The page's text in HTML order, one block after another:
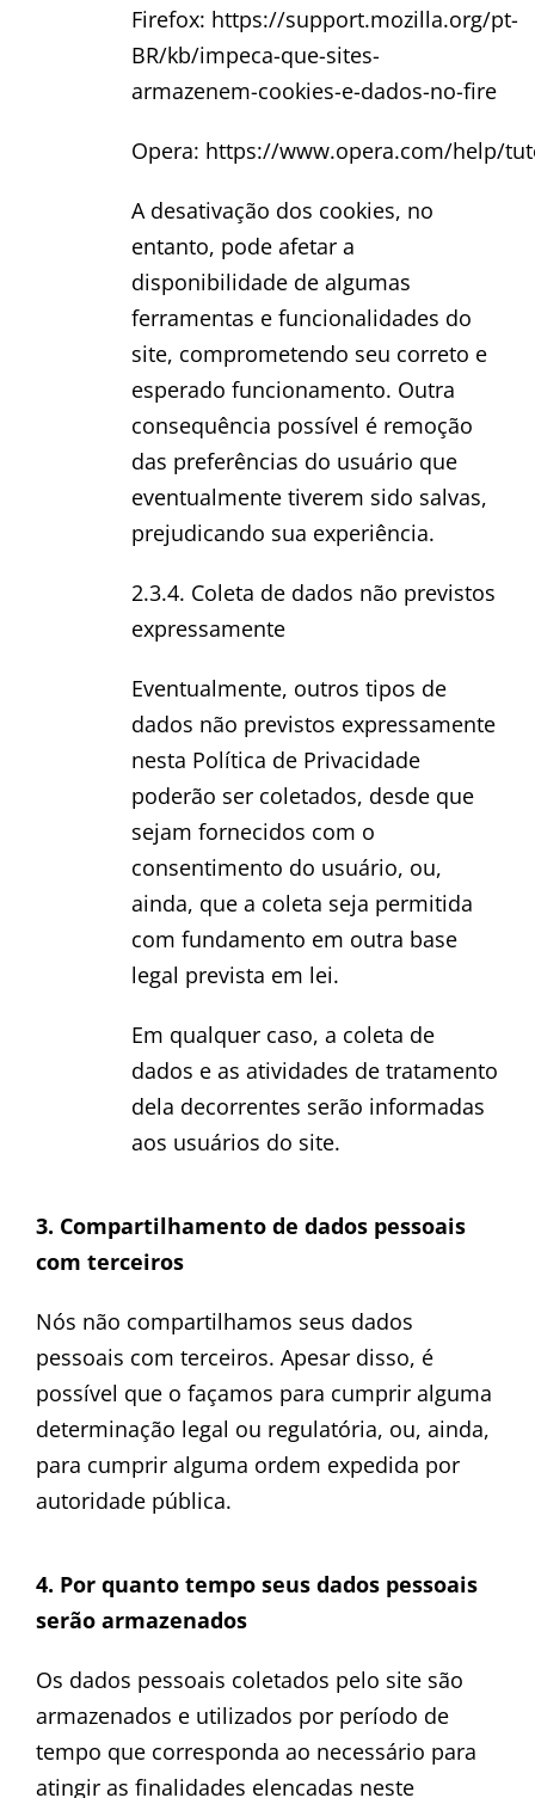
Firefox: https://support.mozilla.org/pt-
BR/kb/impeca-que-sites-
armazenem-cookies-e-dados-no-fire
Opera: https://www.opera.com/help/
A desativação dos cookies, no
entanto, pode afetar a
disponibilidade de algumas
ferramentas e funcionalidades do
site, comprometendo seu correto e
esperado funcionamento. Outra
consequência possível é remoção
das preferências do usuário que
eventualmente tiverem sido salvas,
prejudicando sua experiência.
2.3.4. Coleta de dados não previstos
expressamente
Eventualmente, outros tipos de
dados não previstos expressamente
nesta Política de Privacidade
poderão ser coletados, desde que
sejam fornecidos com o
consentimento do usuário, ou,
ainda, que a coleta seja permitida
com fundamento em outra base
legal prevista em lei.
Em qualquer caso, a coleta de
dados e as atividades de tratamento
dela decorrentes serão informadas
aos usuários do site.
3. Compartilhamento de dados pessoais
com terceiros
Nós não compartilhamos seus dados
pessoais com terceiros. Apesar disso, é
possível que o façamos para cumprir alguma
determinação legal ou regulatória, ou, ainda,
para cumprir alguma ordem expedida por
autoridade pública.
4. Por quanto tempo seus dados pessoais
serão armazenados
Os dados pessoais coletados pelo site são
armazenados e utilizados por período de
tempo que corresponda ao necessário para
atingir as finalidades elencadas neste